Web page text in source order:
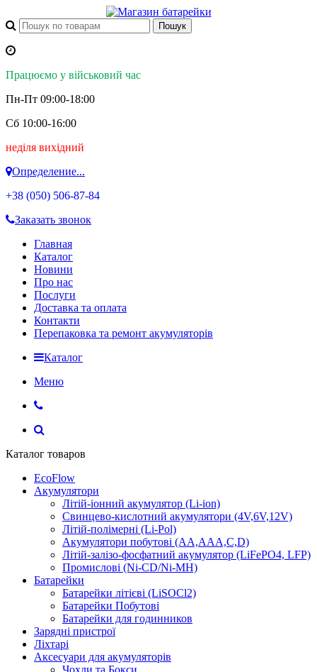
Працюємо у військовий час
Пн-Пт 09:00-18:00
Сб 10:00-16:00
неділя вихідний
Определение...
+38 (050) 506-87-84
Заказать звонок
Главная
Каталог
Новини
Про нас
Послуги
Доставка та оплата
Контакти
Перепаковка та ремонт акумуляторів
Каталог
Меню
Каталог товаров
EcoFlow
Акумулятори
Літій-іонний акумулятор (Li-ion)
Свинцево-кислотний акумулятори (4V,6V,12V)
Літій-полімерні (Li-Pol)
Акумулятори побутові (AA,AAA,C,D)
Літій-залізо-фосфатний акумулятор (LiFePO4, LFP)
Промислові (Ni-CD/Ni-MH)
Батарейки
Батарейки літієві (LiSOCl2)
Батарейки Побутові
Батарейки для годинников
Зарядні пристрої
Ліхтарі
Аксесуари для акумуляторів
Чохли та Бокси